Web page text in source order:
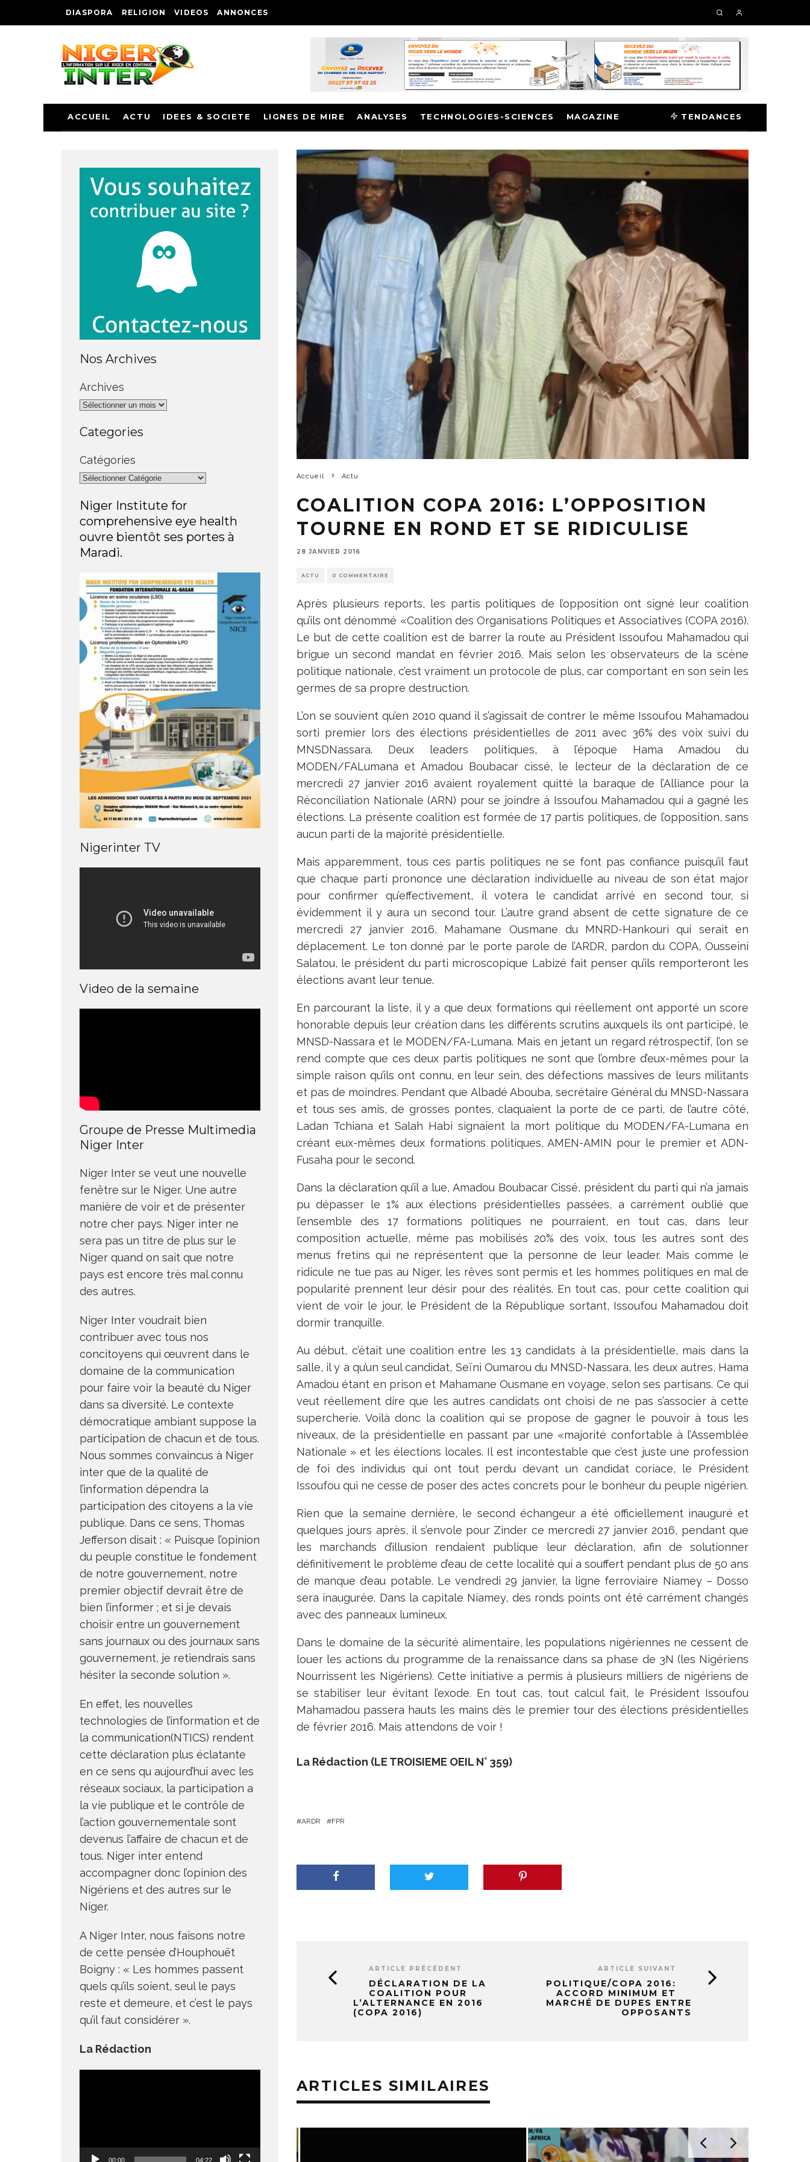
DIASPORA RELIGION VIDEOS ANNONCES
ACCUEIL ACTU IDEES & SOCIETE LIGNES DE MIRE ANALYSES TECHNOLOGIES-SCIENCES MAGAZINE TENDANCES
Accueil Actu
COALITION COPA 2016: L’OPPOSITION
TOURNE EN ROND ET SE RIDICULISE
28 JANVIER 2016
ACTU 0 COMMENTAIRE
Après plusieurs reports, les partis politiques de l’opposition ont signé leur coalition
qu’ils ont dénommé «Coalition des Organisations Politiques et Associatives (COPA 2016).
Le but de cette coalition est de barrer la route au Président Issoufou Mahamadou qui
brigue un second mandat en février 2016. Mais selon les observateurs de la scène
politique nationale, c’est vraiment un protocole de plus, car comportant en son sein les
germes de sa propre destruction.
L’on se souvient qu’en 2010 quand il s’agissait de contrer le même Issoufou Mahamadou
sorti premier lors des élections présidentielles de 2011 avec 36% des voix suivi du
MNSDNassara. Deux leaders politiques, à l’époque Hama Amadou du
MODEN/FALumana et Amadou Boubacar cissé, le lecteur de la déclaration de ce
mercredi 27 janvier 2016 avaient royalement quitté la baraque de l’Alliance pour la
Réconciliation Nationale (ARN) pour se joindre à Issoufou Mahamadou qui a gagné les
élections. La présente coalition est formée de 17 partis politiques, de l’opposition, sans
aucun parti de la majorité présidentielle.
Mais apparemment, tous ces partis politiques ne se font pas confiance puisqu’il faut
que chaque parti prononce une déclaration individuelle au niveau de son état major
pour confirmer qu’effectivement, il votera le candidat arrivé en second tour, si
évidemment il y aura un second tour. L’autre grand absent de cette signature de ce
mercredi 27 janvier 2016, Mahamane Ousmane du MNRD-Hankouri qui serait en
déplacement. Le ton donné par le porte parole de l’ARDR, pardon du COPA, Ousseini
Salatou, le président du parti microscopique Labizé fait penser qu’ils remporteront les
élections avant leur tenue.
En parcourant la liste, il y a que deux formations qui réellement ont apporté un score
honorable depuis leur création dans les différents scrutins auxquels ils ont participé, le
MNSD-Nassara et le MODEN/FA-Lumana. Mais en jetant un regard rétrospectif, l’on se
rend compte que ces deux partis politiques ne sont que l’ombre d’eux-mêmes pour la
simple raison qu’ils ont connu, en leur sein, des défections massives de leurs militants
et pas de moindres. Pendant que Albadé Abouba, secrétaire Général du MNSD-Nassara
et tous ses amis, de grosses pontes, claquaient la porte de ce parti, de l’autre côté,
Ladan Tchiana et Salah Habi signaient la mort politique du MODEN/FA-Lumana en
créant eux-mêmes deux formations politiques, AMEN-AMIN pour le premier et ADN-
Fusaha pour le second.
Dans la déclaration qu’il a lue, Amadou Boubacar Cissé, président du parti qui n’a jamais
pu dépasser le 1% aux élections présidentielles passées, a carrément oublié que
l’ensemble des 17 formations politiques ne pourraient, en tout cas, dans leur
composition actuelle, même pas mobilisés 20% des voix, tous les autres sont des
menus fretins qui ne représentent que la personne de leur leader. Mais comme le
ridicule ne tue pas au Niger, les rêves sont permis et les hommes politiques en mal de
popularité prennent leur désir pour des réalités. En tout cas, pour cette coalition qui
vient de voir le jour, le Président de la République sortant, Issoufou Mahamadou doit
dormir tranquille.
Au début, c’était une coalition entre les 13 candidats à la présidentielle, mais dans la
salle, il y a qu’un seul candidat, Seïni Oumarou du MNSD-Nassara, les deux autres, Hama
Amadou étant en prison et Mahamane Ousmane en voyage, selon ses partisans. Ce qui
veut réellement dire que les autres candidats ont choisi de ne pas s’associer à cette
supercherie. Voilà donc la coalition qui se propose de gagner le pouvoir à tous les
niveaux, de la présidentielle en passant par une «majorité confortable à l’Assemblée
Nationale » et les élections locales. Il est incontestable que c’est juste une profession
de foi des individus qui ont tout perdu devant un candidat coriace, le Président
Issoufou qui ne cesse de poser des actes concrets pour le bonheur du peuple nigérien.
Rien que la semaine dernière, le second échangeur a été officiellement inauguré et
quelques jours après, il s’envole pour Zinder ce mercredi 27 janvier 2016, pendant que
les marchands d’illusion rendaient publique leur déclaration, afin de solutionner
définitivement le problème d’eau de cette localité qui a souffert pendant plus de 50 ans
de manque d’eau potable. Le vendredi 29 janvier, la ligne ferroviaire Niamey – Dosso
sera inaugurée. Dans la capitale Niamey, des ronds points ont été carrément changés
avec des panneaux lumineux.
Dans le domaine de la sécurité alimentaire, les populations nigériennes ne cessent de
louer les actions du programme de la renaissance dans sa phase de 3N (les Nigériens
Nourrissent les Nigériens). Cette initiative a permis à plusieurs milliers de nigériens de
se stabiliser leur évitant l’exode. En tout cas, tout calcul fait, le Président Issoufou
Mahamadou passera hauts les mains dès le premier tour des élections présidentielles
de février 2016. Mais attendons de voir !
La Rédaction (LE TROISIEME OEIL N° 359)
ARDR FPR
ARTICLE PRÉCÉDENT
DÉCLARATION DE LA
COALITION POUR
L’ALTERNANCE EN 2016
(COPA 2016)
ARTICLE SUIVANT
POLITIQUE/COPA 2016:
ACCORD MINIMUM ET
MARCHÉ DE DUPES ENTRE
OPPOSANTS
ARTICLES SIMILAIRES
Nos Archives
Archives
Categories
Catégories
Niger Institute for
comprehensive eye health
ouvre bientôt ses portes à
Maradi.
Nigerinter TV
Video de la semaine
Groupe de Presse Multimedia
Niger Inter
Niger Inter se veut une nouvelle
fenêtre sur le Niger. Une autre
manière de voir et de présenter
notre cher pays. Niger inter ne
sera pas un titre de plus sur le
Niger quand on sait que notre
pays est encore très mal connu
des autres.
Niger Inter voudrait bien
contribuer avec tous nos
concitoyens qui œuvrent dans le
domaine de la communication
pour faire voir la beauté du Niger
dans sa diversité. Le contexte
démocratique ambiant suppose la
participation de chacun et de tous.
Nous sommes convaincus à Niger
inter que de la qualité de
l’information dépendra la
participation des citoyens a la vie
publique. Dans ce sens, Thomas
Jefferson disait : « Puisque l’opinion
du peuple constitue le fondement
de notre gouvernement, notre
premier objectif devrait être de
bien l’informer ; et si je devais
choisir entre un gouvernement
sans journaux ou des journaux sans
gouvernement, je retiendrais sans
hésiter la seconde solution ».
En effet, les nouvelles
technologies de l’information et de
la communication(NTICS) rendent
cette déclaration plus éclatante
en ce sens qu aujourd’hui avec les
réseaux sociaux, la participation a
la vie publique et le contrôle de
l’action gouvernementale sont
devenus l’affaire de chacun et de
tous. Niger inter entend
accompagner donc l’opinion des
Nigériens et des autres sur le
Niger.
A Niger Inter, nous faisons notre
de cette pensée d’Houphouët
Boigny : « Les hommes passent
quels qu’ils soient, seul le pays
reste et demeure, et c’est le pays
qu’il faut considérer ».
La Rédaction
00:00 04:22